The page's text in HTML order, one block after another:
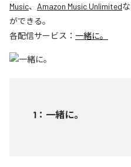
Music、 Amazon Music Unlimited
ができる。
各配信サービス： 一緒に。
1 ： 一緒に。